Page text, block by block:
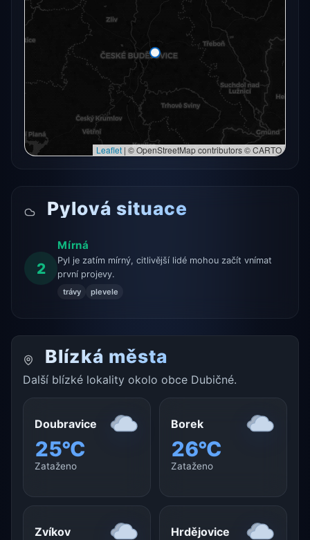
Radarový snímek momentálně není dostupný.
Otevřít v plné mapě
Zkusit znovu
Otevřít v plné mapě →
Leaflet | © OpenStreetMap contributors © CARTO
Pylová situace
2
Mírná
Pyl je zatím mírný, citlivější lidé mohou začít vnímat
první projevy.
trávy plevele
Blízká města
Další blízké lokality okolo obce Dubičné.
Doubravice
25°C
Zataženo
Borek
26°C
Zataženo
Zvíkov Hrdějovice